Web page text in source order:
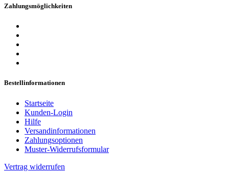
Zahlungsmöglichkeiten
Bestellinformationen
Startseite
Kunden-Login
Hilfe
Versandinformationen
Zahlungsoptionen
Muster-Widerrufsformular
Vertrag widerrufen